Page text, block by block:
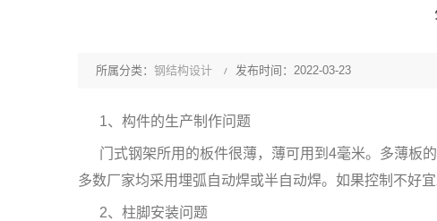
所属分类： 钢结构设计 发布时间：2022-03-23
1、构件的生产制作问题
门式钢架所用的板件很薄，薄可用到4毫米。多薄板
多数厂家均采用埋弧自动焊或半自动焊。如果控制不好
2、柱脚安装问题